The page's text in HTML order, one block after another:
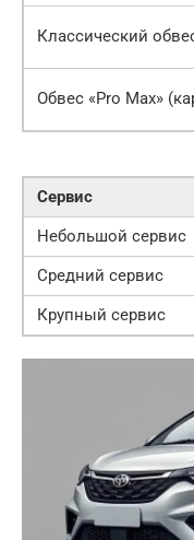
Классический
Обвес «Pro Max»
Сервис
Небольшой сервис
Средний сервис
Крупный сервис